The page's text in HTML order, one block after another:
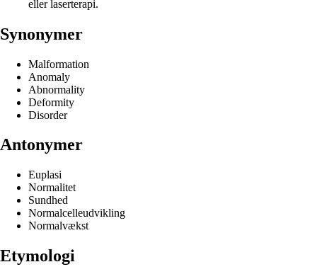
eller laserterapi.
Synonymer
Malformation
Anomaly
Abnormality
Deformity
Disorder
Antonymer
Euplasi
Normalitet
Sundhed
Normalcelleudvikling
Normalvækst
Etymologi